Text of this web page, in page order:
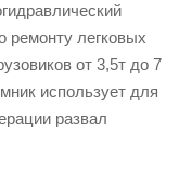
ремонту легковых
от 3,5т до 7
использует для
развал